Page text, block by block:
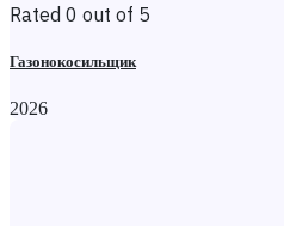
Rated 0 out of 5
Газонокосильщик
2026